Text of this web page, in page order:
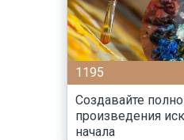
1195
Создавайте
произведения
начала